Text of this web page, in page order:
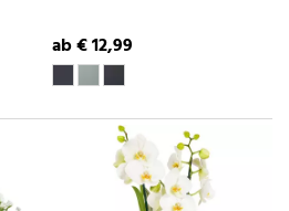
ab € 12,99